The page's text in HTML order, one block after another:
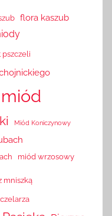
flora kaszub
pszczeli
miód
Miód Koniczynowy
miód wrzosowy
mniszką